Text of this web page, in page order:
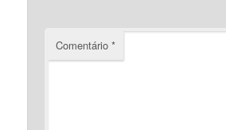
Comentário*